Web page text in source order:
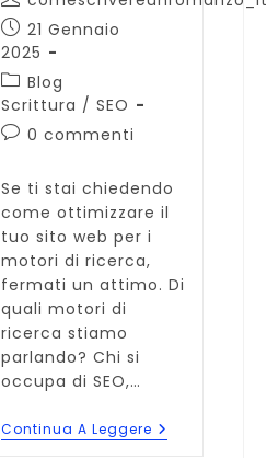
dell'articolo:
Articolo
pubblicato:
21 Gennaio
2025
Categoria
dell'articolo:
Blog
Scrittura / SEO
Commenti
0 commenti
Se ti stai chiedendo
come ottimizzare il
tuo sito web per i
motori di ricerca,
fermati un attimo. Di
quali motori di
ricerca stiamo
parlando? Chi si
occupa di SEO,…
Continua A LeggereRicerche
Vocali: